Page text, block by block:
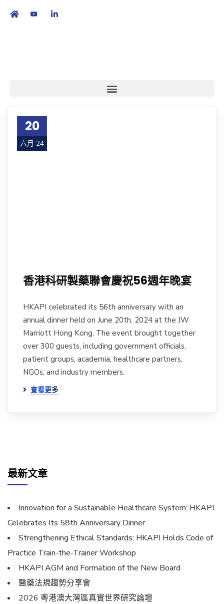
20
六月 24
香港科研製藥聯會慶祝56週年晚宴
HKAPI celebrated its 56th anniversary with an
annual dinner held on June 20th, 2024 at the JW
Marriott Hong Kong. The event brought together
over 300 guests, including government officials,
patient groups, academia, healthcare partners,
NGOs, and industry members.
查看更多
最新文章
Innovation for a Sustainable Healthcare System: HKAPI
Celebrates Its 58th Anniversary Dinner
Strengthening Ethical Standards: HKAPI Holds Code of
Practice Train-the-Trainer Workshop
HKAPI AGM and Formation of the New Board
醫藥法規趨勢分享會
2026 粵港澳大灣區真實世界研究論壇